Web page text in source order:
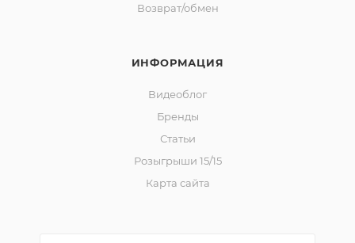
Возврат/обмен
ИНФОРМАЦИЯ
Видеоблог
Бренды
Статьи
Розыгрыши 15/15
Карта сайта